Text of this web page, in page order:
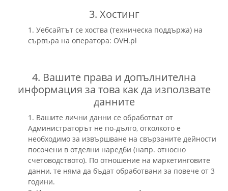
3. Хостинг
1. Уебсайтът се хоства (техническa поддържа) на
сървъра на оператора: OVH.pl
4. Вашите права и допълнителна
информация за това как да използвате
данните
1. Вашите лични данни се обработват от
Администраторът не по-дълго, отколкото е
необходимо за извършване на свързаните дейности
посочени в отделни наредби (напр. относно
счетоводството). По отношение на маркетинговите
данни, те няма да бъдат обработвани за повече от 3
години.